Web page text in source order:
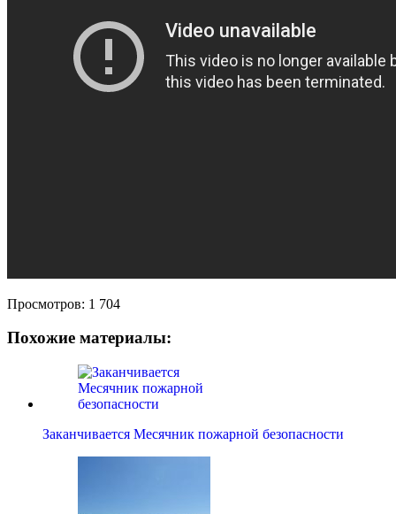
Просмотров: 1 704
Похожие материалы:
Заканчивается Месячник пожарной безопасности